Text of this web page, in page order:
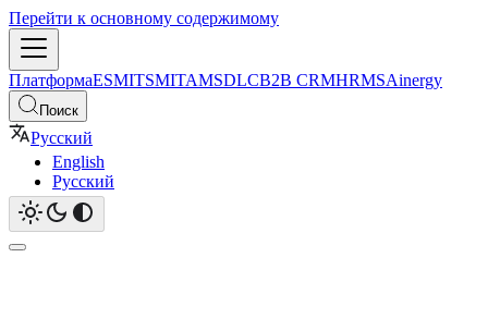
Перейти к основному содержимому
ПлатформаESMITSMITAMSDLCB2B CRMHRMSAinergy
Поиск
Русский
English
Русский